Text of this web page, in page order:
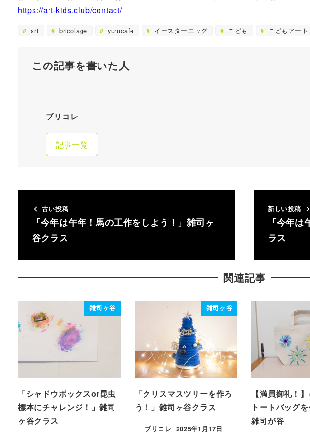
https://art-kids.club/contact/
art bricolage yurucafe イースターエッグ こども こどもアート
この記事を書いた人
ブリコレ
記事一覧
古い投稿
「今年は午年！馬の工作をしよう！」雑司ヶ
谷クラス
新しい投稿
「今年
ラス
関連記事
雑司ヶ谷
「シャドウボックスor昆虫
標本にチャレンジ！」雑司
ヶ谷クラス
雑司ヶ谷
「クリスマスツリーを作ろ
う！」雑司ヶ谷クラス
ブリコレ 2025年1月17日
【満員御礼！
トートバッグ
雑司が谷